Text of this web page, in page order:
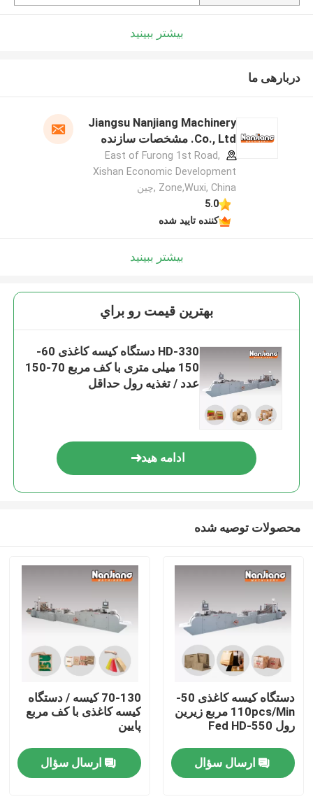
صفحه اصلی
محصولات
بیشتر ببینید
دربارهی ما
Jiangsu Nanjiang Machinery
Co., Ltd. مشخصات سازنده
East of Furong 1st Road,
Xishan Economic Development
Zone,Wuxi, China ,چین
5.0
کننده تایید شده
بیشتر ببینید
بهترين قيمت رو براي
HD-330 دستگاه کیسه کاغذی 60-
150 میلی متری با کف مربع 70-150
عدد / تغذیه رول حداقل
ادامه هید
محصولات توصیه شده
دستگاه کیسه کاغذی 50-
110pcs/Min مربع زیرین
رول Fed HD-550
ارسال سؤال
70-130 کیسه / دستگاه
کیسه کاغذی با کف مربع
پایین
ارسال سؤال